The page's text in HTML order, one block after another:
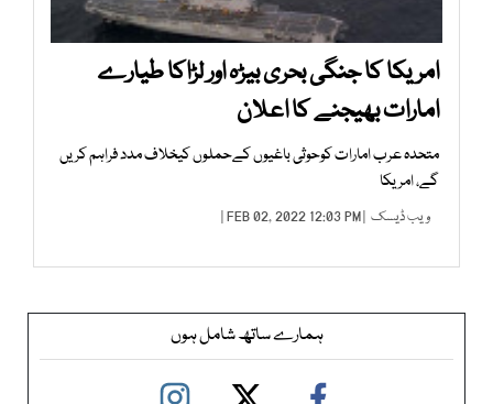
امریکا کا جنگی بحری بیڑہ اور لڑاکا طیارے
امارات بھیجنے کا اعلان
متحدہ عرب امارات کوحوثی باغیوں کےحملوں کیخلاف مدد فراہم کریں
گے، امریکا
ویب ڈیسک | FEB 02, 2022 12:03 PM |
ہمارے ساتھ شامل ہوں